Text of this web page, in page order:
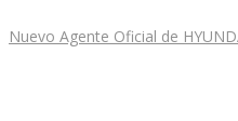
Nuevo Agente Oficial de